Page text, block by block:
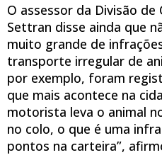
O assessor da Divisão
Settran disse ainda que
muito grande de
transporte irregular de
por exemplo, foram
que mais acontece na
motorista leva o animal
no colo, o que é uma
pontos na carteira”,